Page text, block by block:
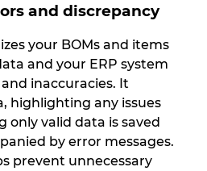
and discrepancy
your BOMs and items
and your ERP system
inaccuracies. It
highlighting any issues
only valid data is saved
by error messages.
prevent unnecessary